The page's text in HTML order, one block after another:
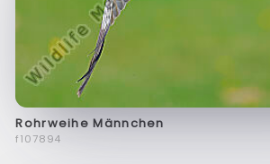
Rohrweihe Männchen
f107894